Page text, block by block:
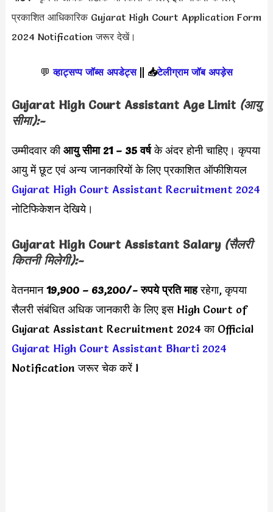
प्रकाशित आधिकारिक Gujarat High Court Application Form
2024 Notification जरूर देखें।
💬 व्हाट्सप्प जॉब्स अपडेट्स|| 📥टेलीग्राम जॉब अपड़ेस
Gujarat High Court Assistant Age Limit (आयु
सीमा):-
उम्मीदवार कीआयु सीमा 21 – 35 वर्षके अंदर होनी चाहिए। कृपया
आयु में छूट एवं अन्य जानकारियों के लिए प्रकाशित ऑफीशियल
Gujarat High Court Assistant Recruitment 2024
नोटिफिकेशन देखिये।
Gujarat High Court Assistant Salary (सैलरी
कितनी मिलेगी):-
वेतनमान19,900 – 63,200/- रुपये प्रति माहरहेगा, कृपया
सैलरी संबंधित अधिक जानकारी के लिए इस High Court of
Gujarat Assistant Recruitment 2024 का Official
Gujarat High Court Assistant Bharti 2024
Notification जरूर चेक करें l